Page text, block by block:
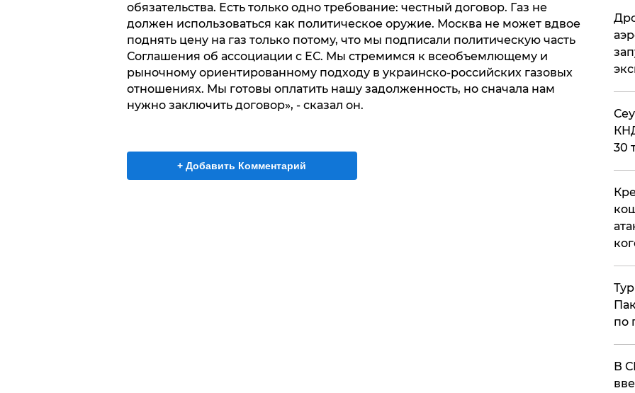
обязательства. Есть только одно требование: честный договор. Газ не
должен использоваться как политическое оружие. Москва не может вдвое
поднять цену на газ только потому, что мы подписали политическую часть
Соглашения об ассоциации с ЕС. Мы стремимся к всеобъемлющему и
рыночному ориентированному подходу в украинско-российских газовых
отношениях. Мы готовы оплатить нашу задолженность, но сначала нам
нужно заключить договор», - сказал он.
+ Добавить Комментарий
30
по
В